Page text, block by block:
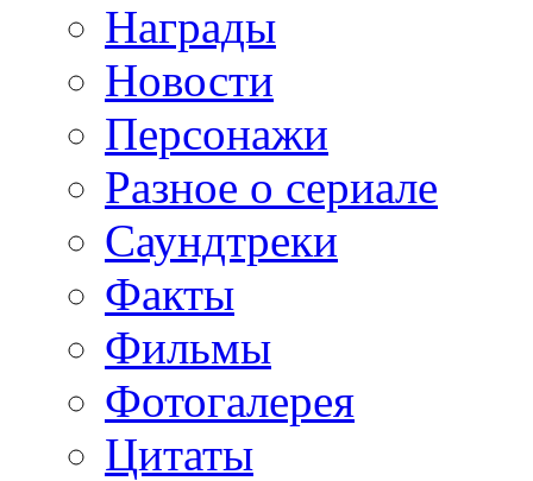
Награды
Новости
Персонажи
Разное о сериале
Саундтреки
Факты
Фильмы
Фотогалерея
Цитаты